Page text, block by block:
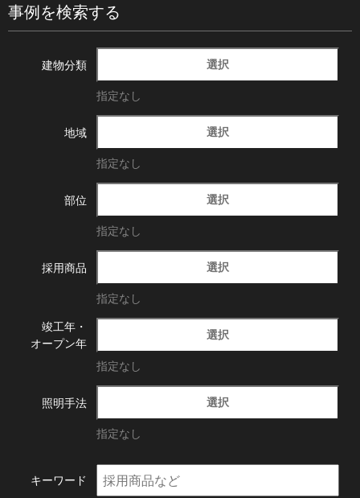
事例を検索する
建物分類 選択
指定なし
地域 選択
指定なし
部位 選択
指定なし
採用商品 選択
指定なし
竣工年・
オープン年
選択
指定なし
照明手法 選択
指定なし
キーワード